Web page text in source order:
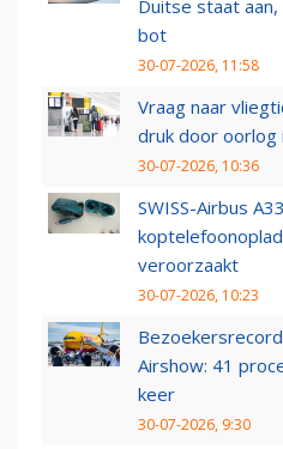
Duitse staat
bot
30-07-2026, 11:58
Vraag naar
druk door oorlog
30-07-2026, 10:36
SWISS-Airbus
veroorzaakt
30-07-2026, 10:23
Airshow: 41
keer
30-07-2026, 9:30